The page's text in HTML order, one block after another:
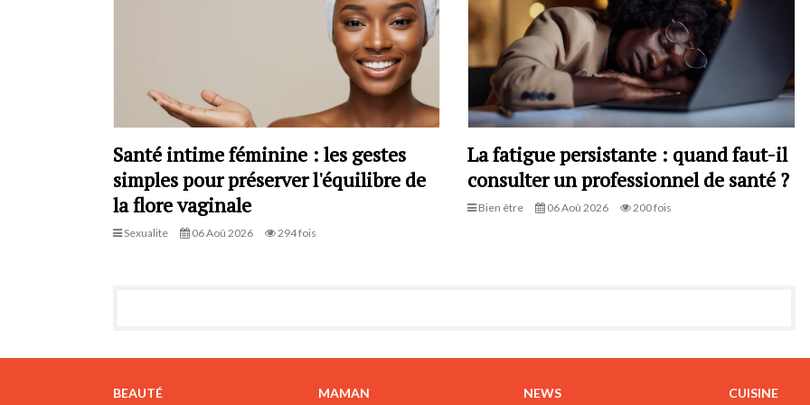
Santé intime féminine : les gestes
simples pour préserver l'équilibre de
la flore vaginale
Sexualite 06 Aoû 2026 294 fois
La fatigue persistante : quand faut-il
consulter un professionnel de santé ?
Bien être 06 Aoû 2026 200 fois
BEAUTÉ MAMAN NEWS CUISINE